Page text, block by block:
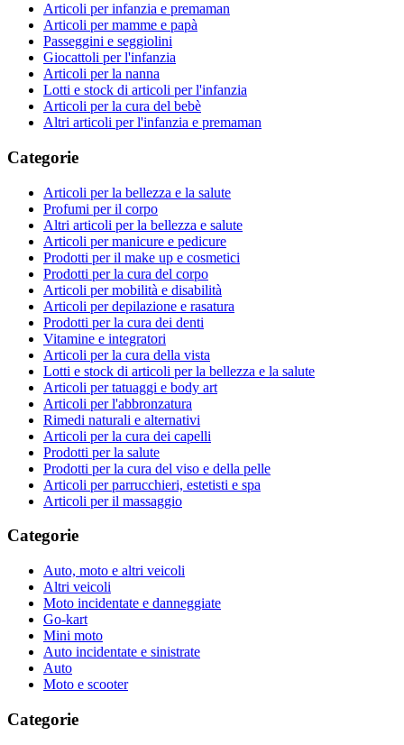
Articoli per infanzia e premaman
Articoli per mamme e papà
Passeggini e seggiolini
Giocattoli per l'infanzia
Articoli per la nanna
Lotti e stock di articoli per l'infanzia
Articoli per la cura del bebè
Altri articoli per l'infanzia e premaman
Categorie
Articoli per la bellezza e la salute
Profumi per il corpo
Altri articoli per la bellezza e salute
Articoli per manicure e pedicure
Prodotti per il make up e cosmetici
Prodotti per la cura del corpo
Articoli per mobilità e disabilità
Articoli per depilazione e rasatura
Prodotti per la cura dei denti
Vitamine e integratori
Articoli per la cura della vista
Lotti e stock di articoli per la bellezza e la salute
Articoli per tatuaggi e body art
Articoli per l'abbronzatura
Rimedi naturali e alternativi
Articoli per la cura dei capelli
Prodotti per la salute
Prodotti per la cura del viso e della pelle
Articoli per parrucchieri, estetisti e spa
Articoli per il massaggio
Categorie
Auto, moto e altri veicoli
Altri veicoli
Moto incidentate e danneggiate
Go-kart
Mini moto
Auto incidentate e sinistrate
Auto
Moto e scooter
Categorie